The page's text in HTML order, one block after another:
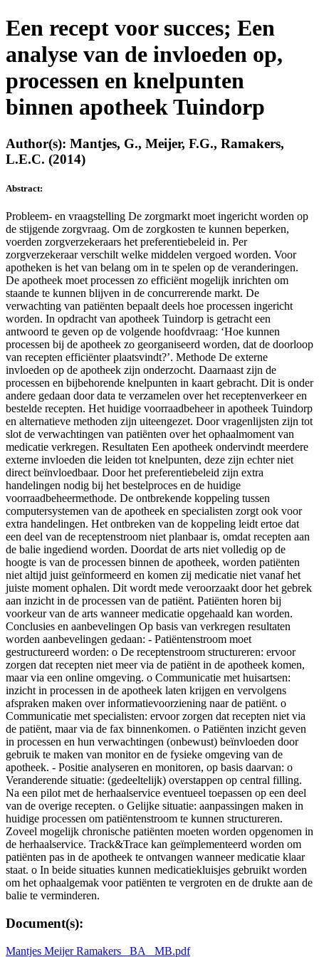
Een recept voor succes; Een
analyse van de invloeden op,
processen en knelpunten
binnen apotheek Tuindorp
Author(s): Mantjes, G., Meijer, F.G., Ramakers,
L.E.C. (2014)
Abstract:
Probleem- en vraagstelling De zorgmarkt moet ingericht worden op
de stijgende zorgvraag. Om de zorgkosten te kunnen beperken,
voerden zorgverzekeraars het preferentiebeleid in. Per
zorgverzekeraar verschilt welke middelen vergoed worden. Voor
apotheken is het van belang om in te spelen op de veranderingen.
De apotheek moet processen zo efficiënt mogelijk inrichten om
staande te kunnen blijven in de concurrerende markt. De
verwachting van patiënten bepaalt deels hoe processen ingericht
worden. In opdracht van apotheek Tuindorp is getracht een
antwoord te geven op de volgende hoofdvraag: ‘Hoe kunnen
processen bij de apotheek zo georganiseerd worden, dat de doorloop
van recepten efficiënter plaatsvindt?’. Methode De externe
invloeden op de apotheek zijn onderzocht. Daarnaast zijn de
processen en bijbehorende knelpunten in kaart gebracht. Dit is onder
andere gedaan door data te verzamelen over het receptenverkeer en
bestelde recepten. Het huidige voorraadbeheer in apotheek Tuindorp
en alternatieve methoden zijn uiteengezet. Door vragenlijsten zijn tot
slot de verwachtingen van patiënten over het ophaalmoment van
medicatie verkregen. Resultaten Een apotheek ondervindt meerdere
externe invloeden die leiden tot knelpunten, deze zijn echter niet
direct beïnvloedbaar. Door het preferentiebeleid zijn extra
handelingen nodig bij het bestelproces en de huidige
voorraadbeheermethode. De ontbrekende koppeling tussen
computersystemen van de apotheek en specialisten zorgt ook voor
extra handelingen. Het ontbreken van de koppeling leidt ertoe dat
een deel van de receptenstroom niet planbaar is, omdat recepten aan
de balie ingediend worden. Doordat de arts niet volledig op de
hoogte is van de processen binnen de apotheek, worden patiënten
niet altijd juist geïnformeerd en komen zij medicatie niet vanaf het
juiste moment ophalen. Dit wordt mede veroorzaakt door het gebrek
aan inzicht in de processen van de patiënt. Patiënten horen bij
voorkeur van de arts wanneer medicatie opgehaald kan worden.
Conclusies en aanbevelingen Op basis van verkregen resultaten
worden aanbevelingen gedaan: - Patiëntenstroom moet
gestructureerd worden: o De receptenstroom structureren: ervoor
zorgen dat recepten niet meer via de patiënt in de apotheek komen,
maar via een online omgeving. o Communicatie met huisartsen:
inzicht in processen in de apotheek laten krijgen en vervolgens
afspraken maken over informatievoorziening naar de patiënt. o
Communicatie met specialisten: ervoor zorgen dat recepten niet via
de patiënt, maar via de fax binnenkomen. o Patiënten inzicht geven
in processen en hun verwachtingen (onbewust) beïnvloeden door
gebruik te maken van monitor en de fysieke omgeving van de
apotheek. - Positie analyseren en monitoren, op basis daarvan: o
Veranderende situatie: (gedeeltelijk) overstappen op central filling.
Na een pilot met de herhaalservice eventueel toepassen op een deel
van de overige recepten. o Gelijke situatie: aanpassingen maken in
huidige processen om patiëntenstroom te kunnen structureren.
Zoveel mogelijk chronische patiënten moeten worden opgenomen in
de herhaalservice. Track&Trace kan geïmplementeerd worden om
patiënten pas in de apotheek te ontvangen wanneer medicatie klaar
staat. o In beide situaties kunnen medicatiekluisjes gebruikt worden
om het ophaalgemak voor patiënten te vergroten en de drukte aan de
balie te verminderen.
Document(s):
Mantjes Meijer Ramakers _BA_ MB.pdf